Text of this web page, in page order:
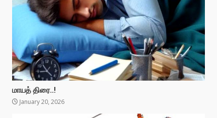
மாயத் திரை..!
January 20, 2026